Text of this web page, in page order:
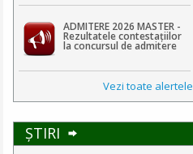
ADMITERE 2026 MASTER -
Rezultatele contestaţiilor
la concursul de admitere
Vezi toate alertele
ŞTIRI